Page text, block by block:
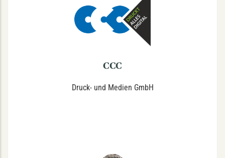
CCC
Druck- und Medien GmbH
Tel.: 0251/92201-0 / Mail:
info@ccc-ms.de
Druck - Plot - Kopie - Scan & Archivierung - Bindearbeiten -
Bürobedarf